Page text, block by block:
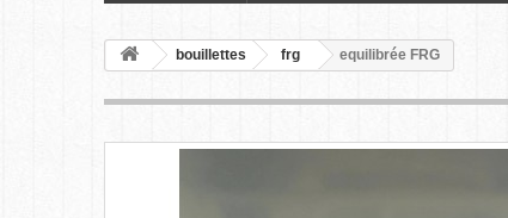
bouillettes frg equilibrée FRG